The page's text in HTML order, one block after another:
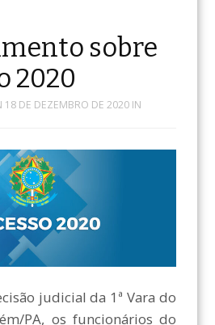
sobre
2020
18 DE DEZEMBRO DE 2020IN
judicial da 1ª Vara do
PA, os funcionários do